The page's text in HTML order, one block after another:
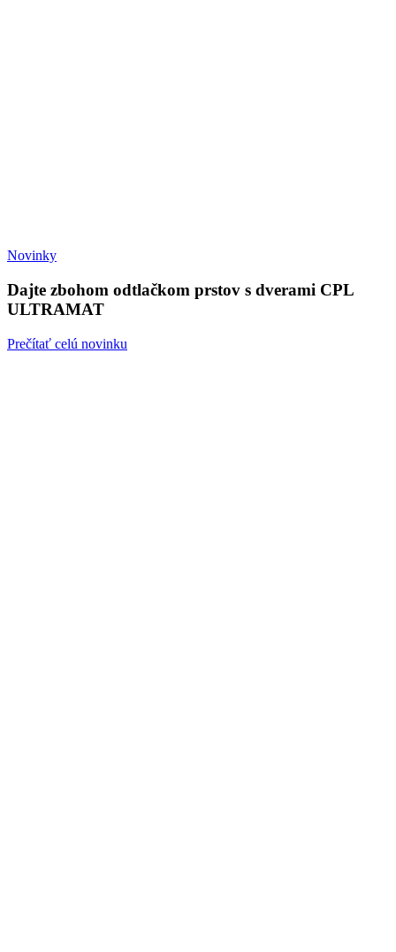
Novinky
Dajte zbohom odtlačkom prstov s dverami CPL
ULTRAMAT
Prečítať celú novinku